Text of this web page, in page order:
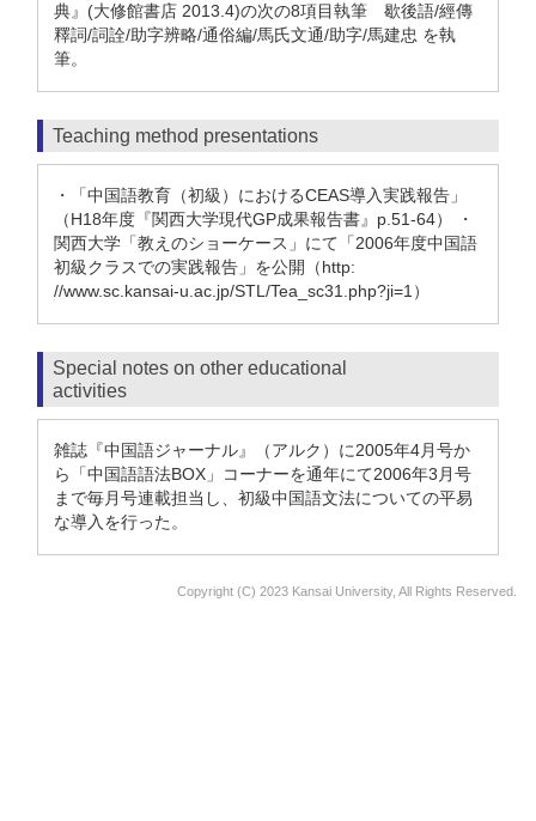
典』(大修館書店 2013.4)の次の8項目執筆 歇後語/經傳
釋詞/詞詮/助字辨略/通俗編/馬氏文通/助字/馬建忠 を執
筆。
Teaching method presentations
・「中国語教育（初級）におけるCEAS導入実践報告」
（H18年度『関西大学現代GP成果報告書』p.51-64） ・
関西大学「教えのショーケース」にて「2006年度中国語
初級クラスでの実践報告」を公開（http:
//www.sc.kansai-u.ac.jp/STL/Tea_sc31.php?ji=1）
Special notes on other educational
activities
雑誌『中国語ジャーナル』（アルク）に2005年4月号か
ら「中国語語法BOX」コーナーを通年にて2006年3月号
まで毎月号連載担当し、初級中国語文法についての平易
な導入を行った。
Copyright (C) 2023 Kansai University, All Rights Reserved.